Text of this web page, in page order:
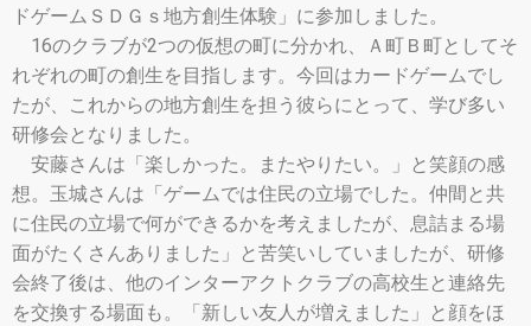
ドゲームＳＤＧｓ地方創生体験」に参加しました。
16のクラブが2つの仮想の町に分かれ、Ａ町Ｂ町としてそ
れぞれの町の創生を目指します。今回はカードゲームでし
たが、これからの地方創生を担う彼らにとって、学び多い
研修会となりました。
安藤さんは「楽しかった。またやりたい。」と笑顔の感
想。玉城さんは「ゲームでは住民の立場でした。仲間と共
に住民の立場で何ができるかを考えましたが、息詰まる場
面がたくさんありました」と苦笑いしていましたが、研修
会終了後は、他のインターアクトクラブの高校生と連絡先
を交換する場面も。「新しい友人が増えました」と顔をほ